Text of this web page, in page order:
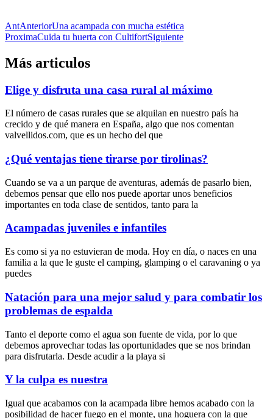
AntAnteriorUna acampada con mucha estética
ProximaCuida tu huerta con CultifortSiguiente
Más articulos
Elige y disfruta una casa rural al máximo
El número de casas rurales que se alquilan en nuestro país ha
crecido y de qué manera en España, algo que nos comentan
valvellidos.com, que es un hecho del que
¿Qué ventajas tiene tirarse por tirolinas?
Cuando se va a un parque de aventuras, además de pasarlo bien,
debemos pensar que ello nos puede aportar unos beneficios
importantes en toda clase de sentidos, tanto para la
Acampadas juveniles e infantiles
Es como si ya no estuvieran de moda. Hoy en día, o naces en una
familia a la que le guste el camping, glamping o el caravaning o ya
puedes
Natación para una mejor salud y para combatir los
problemas de espalda
Tanto el deporte como el agua son fuente de vida, por lo que
debemos aprovechar todas las oportunidades que se nos brindan
para disfrutarla. Desde acudir a la playa si
Y la culpa es nuestra
Igual que acabamos con la acampada libre hemos acabado con la
posibilidad de hacer fuego en el monte, una hoguera con la que